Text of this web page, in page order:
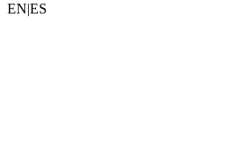
EN|ES